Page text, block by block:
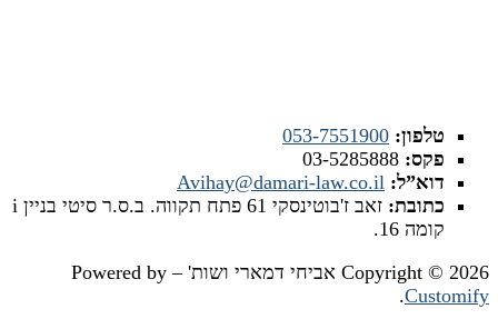
טלפון: 053-7551900
פקס: 03-5285888
דוא”ל: Avihay@damari-law.co.il
כתובת:
זאב ז'בוטינסקי 61 פתח תקווה. ב.ס.ר סיטי בניין i
קומה 16.
Copyright © 2026 אביחי דמארי ושות' – Powered by
Customify
.